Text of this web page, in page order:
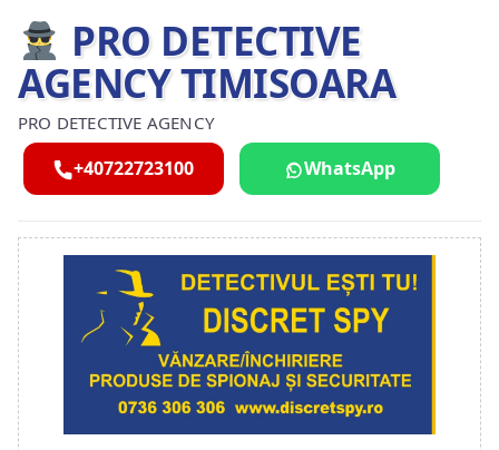
PRO DETECTIVE
AGENCY TIMISOARA
PRO DETECTIVE AGENCY
+40722723100 WhatsApp